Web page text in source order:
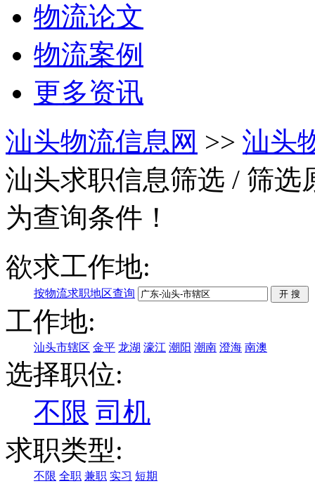
物流论文
物流案例
更多资讯
汕头物流信息网 >> 汕头
汕头求职信息筛选 / 筛选
为查询条件！
欲求工作地:
按物流求职地区查询
工作地:
汕头市辖区 金平 龙湖 濠江 潮阳 潮南 澄海 南澳
选择职位:
不限 司机
求职类型:
不限 全职 兼职 实习 短期